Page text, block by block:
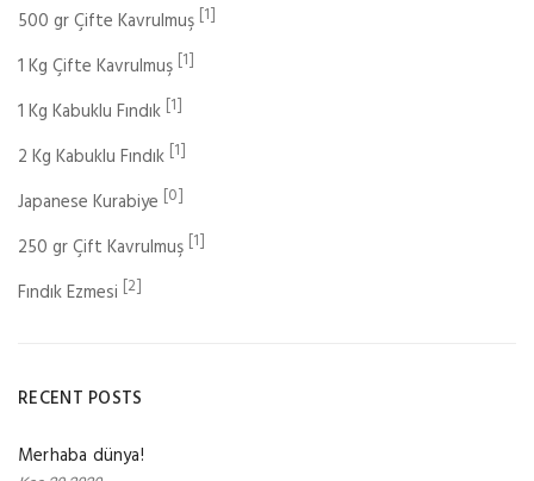
500 gr Çifte Kavrulmuş [1]
1 Kg Çifte Kavrulmuş [1]
1 Kg Kabuklu Fındık [1]
2 Kg Kabuklu Fındık [1]
Japanese Kurabiye [0]
250 gr Çift Kavrulmuş [1]
Fındık Ezmesi [2]
RECENT POSTS
Merhaba dünya!